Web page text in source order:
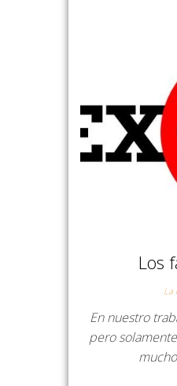
Los
La
En nuestro
pero